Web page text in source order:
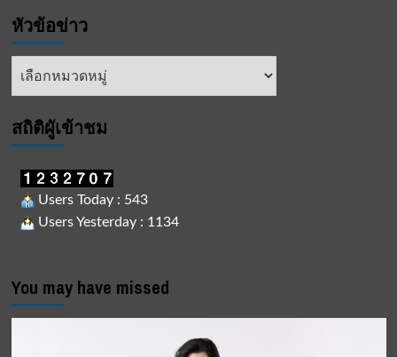
หัวข้อข่าว
หัวข้อ
สถิติผูัเข้าชม
Users Today : 543
Users Yesterday : 1134
You may have missed